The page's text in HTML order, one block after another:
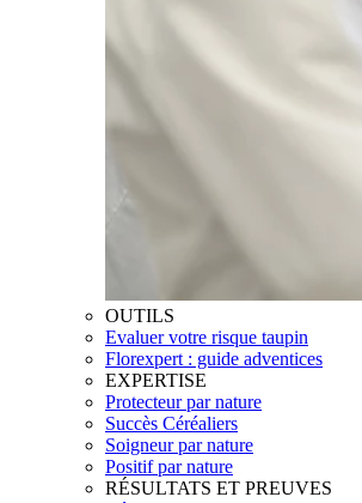
OUTILS
Evaluer votre risque taupin
Florexpert : guide adventices
EXPERTISE
Protecteur par nature
Succès Céréaliers
Soigneur par nature
Positif par nature
RÉSULTATS ET PREUVES